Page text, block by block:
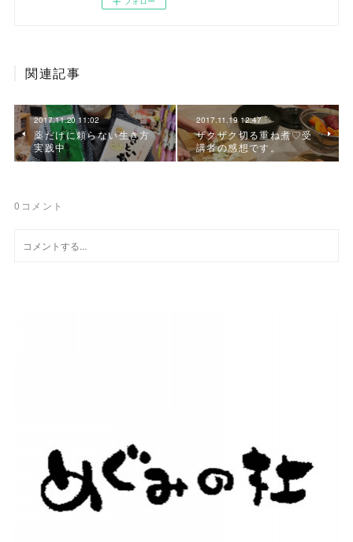
関連記事
2017.11.20 11:02
薬だけに頼らない生き方
実践中
2017.11.19 12:47
ザクザク切る重ね煮♡受
講者の感想です。
0 コメント